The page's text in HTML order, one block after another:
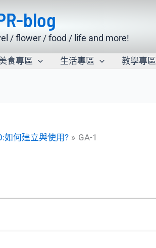
blog
/ flower / food / life and more!
食專區 生活專區 教學專區
如何建立與使用? GA-1